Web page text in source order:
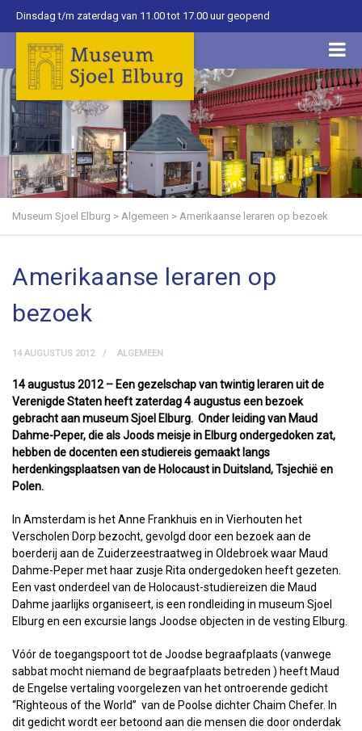
Dinsdag t/m zaterdag van 11.00 tot 17.00 uur geopend
Museum Sjoel Elburg > Algemeen > Amerikaanse leraren op bezoek
Amerikaanse leraren op
bezoek
14 AUGUSTUS 2012 ALGEMEEN
14 augustus 2012 – Een gezelschap van twintig leraren uit de
Verenigde Staten heeft zaterdag 4 augustus een bezoek
gebracht aan museum Sjoel Elburg. Onder leiding van Maud
Dahme-Peper, die als Joods meisje in Elburg ondergedoken zat,
hebben de docenten een studiereis gemaakt langs
herdenkingsplaatsen van de Holocaust in Duitsland, Tsjechië en
Polen.
In Amsterdam is het Anne Frankhuis en in Vierhouten het
Verscholen Dorp bezocht, gevolgd door een bezoek aan de
boerderij aan de Zuiderzeestraatweg in Oldebroek waar Maud
Dahme-Peper met haar zusje Rita ondergedoken heeft gezeten.
Een vast onderdeel van de Holocaust-studiereizen die Maud
Dahme jaarlijks organiseert, is een rondleiding in museum Sjoel
Elburg en een excursie langs Joodse objecten in de vesting Elburg.
Vóór de toegangspoort tot de Joodse begraafplaats (vanwege
sabbat mocht niemand de begraafplaats betreden ) heeft Maud
de Engelse vertaling voorgelezen van het ontroerende gedicht
“Righteous of the World” van de Poolse dichter Chaim Chefer. In
dit gedicht wordt eer betoond aan die mensen die door onderdak